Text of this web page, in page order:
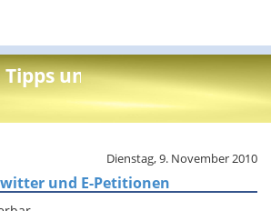
und Info
Dienstag, 9. November 2010
und E-Petitionen